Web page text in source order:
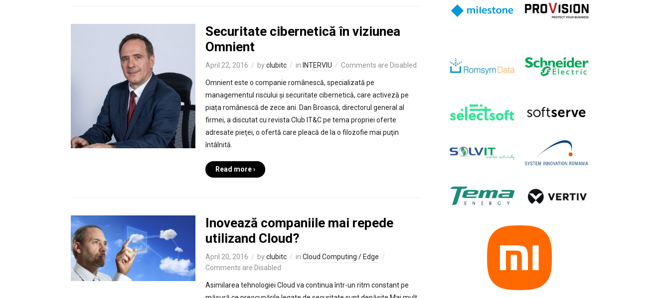
Securitate cibernetică în viziunea
Omnient
April 22, 2016 byclubitc in INTERVIU Comments are Disabled
Omnient este o companie românescă, specializată pe
managementul riscului și securitate cibernetică, care activeză pe
piața românescă de zece ani. Dan Broască, directorul general al
firmei, a discutat cu revista Club IT&C pe tema propriei oferte
adresate pieţei, o ofertă care pleacă de la o filozofie mai puţin
întâlnită.
Read more ›
Inovează companiile mai repede
utilizand Cloud?
April 20, 2016 byclubitc in Cloud Computing / Edge
Comments are Disabled
Asimilarea tehnologiei Cloud va continua într-un ritm constant pe